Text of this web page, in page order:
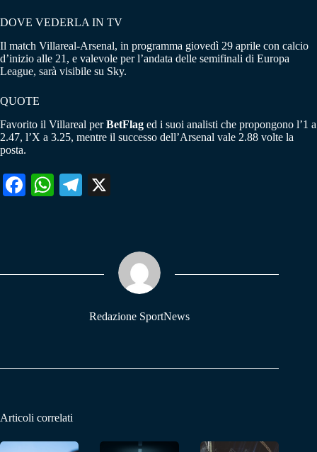
DOVE VEDERLA IN TV
Il match Villareal-Arsenal, in programma giovedì 29 aprile con calcio
d’inizio alle 21, e valevole per l’andata delle semifinali di Europa
League, sarà visibile su Sky.
QUOTE
Favorito il Villareal perBetFlag ed i suoi analisti che propongono l’1 a
2.47, l’X a 3.25, mentre il successo dell’Arsenal vale 2.88 volte la
posta.
Fa W
pp
Te
m
Redazione SportNews
Articoli correlati